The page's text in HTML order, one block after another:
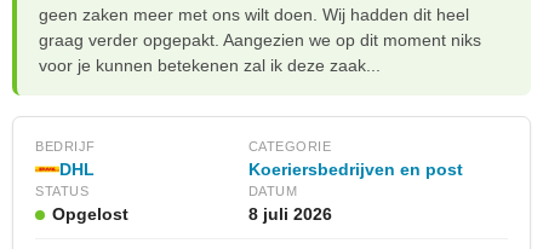
geen zaken meer met ons wilt doen. Wij hadden dit heel
graag verder opgepakt. Aangezien we op dit moment niks
voor je kunnen betekenen zal ik deze zaak...
BEDRIJF
DHL
CATEGORIE
Koeriersbedrijven en post
STATUS
Opgelost
DATUM
8 juli 2026